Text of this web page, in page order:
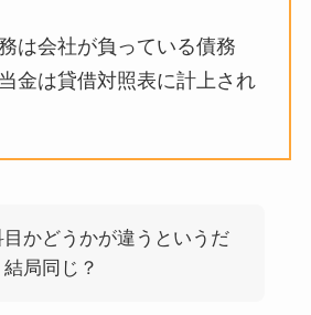
は会社が負っている債務
金は貸借対照表に計上され
かどうかが違うというだ
局同じ？